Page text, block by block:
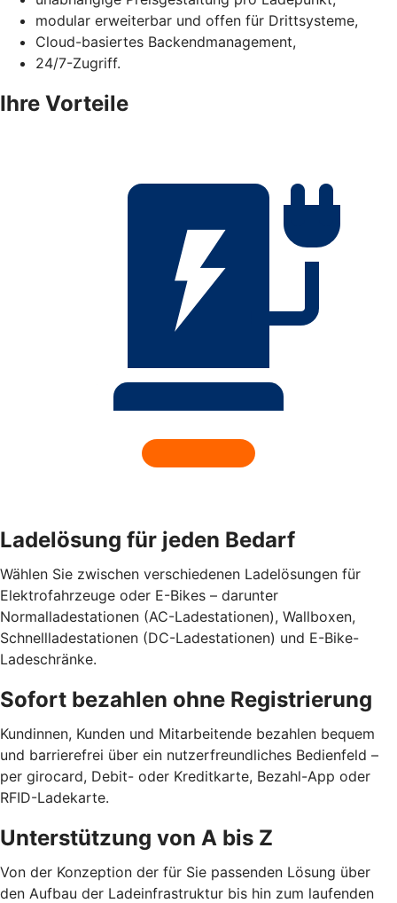
modular erweiterbar und offen für Drittsysteme,
Cloud-basiertes Backendmanagement,
24/7-Zugriff.
Ihre Vorteile
Ladelösung für jeden Bedarf
Wählen Sie zwischen verschiedenen Ladelösungen für
Elektrofahrzeuge oder E-Bikes – darunter
Normalladestationen (AC-Ladestationen), Wallboxen,
Schnellladestationen (DC-Ladestationen) und E-Bike-
Ladeschränke.
Sofort bezahlen ohne Registrierung
Kundinnen, Kunden und Mitarbeitende bezahlen bequem
und barrierefrei über ein nutzerfreundliches Bedienfeld –
per girocard, Debit- oder Kreditkarte, Bezahl-App oder
RFID-Ladekarte.
Unterstützung von A bis Z
Von der Konzeption der für Sie passenden Lösung über
den Aufbau der Ladeinfrastruktur bis hin zum laufenden